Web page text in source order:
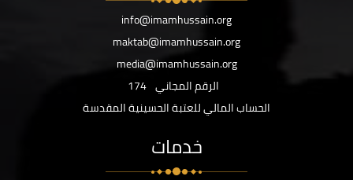
info@imamhussain.org
maktab@imamhussain.org
media@imamhussain.org
الرقم المجاني 174
الحساب المالي للعتبة الحسينية المقدسة
خدمات